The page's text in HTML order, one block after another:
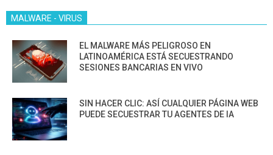
MALWARE - VIRUS
EL MALWARE MÁS PELIGROSO EN
LATINOAMÉRICA ESTÁ SECUESTRANDO
SESIONES BANCARIAS EN VIVO
SIN HACER CLIC: ASÍ CUALQUIER PÁGINA WEB
PUEDE SECUESTRAR TU AGENTES DE IA